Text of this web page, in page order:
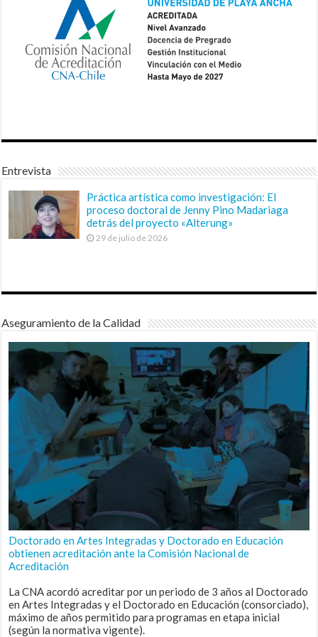
Entrevista
Práctica artística como investigación: El
proceso doctoral de Jenny Pino Madariaga
detrás del proyecto «Alterung»
29 de julio de 2026
Aseguramiento de la Calidad
Doctorado en Artes Integradas y Doctorado en Educación
obtienen acreditación ante la Comisión Nacional de
Acreditación
La CNA acordó acreditar por un periodo de 3 años al Doctorado
en Artes Integradas y el Doctorado en Educación (consorciado),
máximo de años permitido para programas en etapa inicial
(según la normativa vigente).